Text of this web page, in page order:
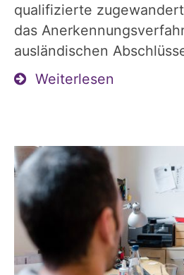
qualifizierte
das
ausländischen
Weiterlesen